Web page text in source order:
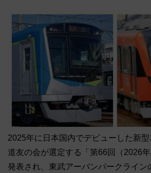
2025年に日本国内でデビューした新
道友の会が選定する「第66回（2026
発表され、東武アーバンパークライン